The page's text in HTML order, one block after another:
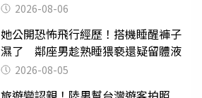
2026-08-06
她公開恐怖飛行經歷！搭機睡醒褲子
濕了 鄰座男趁熟睡猥褻還疑留體液
2026-08-05